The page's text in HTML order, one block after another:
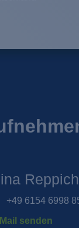
Reppich
+49 6154 6998
senden